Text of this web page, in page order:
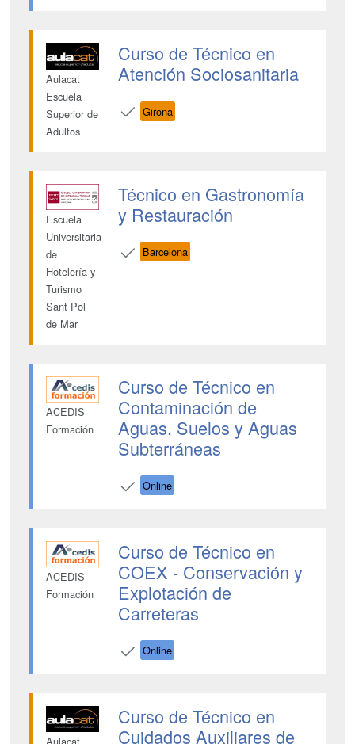
Aulacat
Escuela
Superior de
Adultos
Curso de Técnico en
Atención Sociosanitaria
Girona
Escuela
Universitaria
de
Hotelería y
Turismo
Sant Pol
de Mar
Técnico en Gastronomía
y Restauración
Barcelona
ACEDIS
Formación
Curso de Técnico en
Contaminación de
Aguas, Suelos y Aguas
Subterráneas
Online
ACEDIS
Formación
Curso de Técnico en
COEX - Conservación y
Explotación de
Carreteras
Online
Curso de Técnico en
Cuidados Auxiliares de